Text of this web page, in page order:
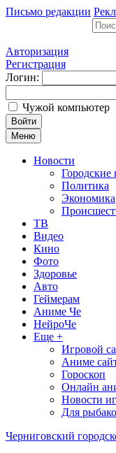
Письмо редакции
Авторизация
Регистрация
Логин:
Чужой компьютер
Войти
Меню
Новости
Городские
Политика
Экономика
ТВ
Видео
Кино
Фото
Здоровье
Авто
Геймерам
Аниме Че
НейроЧе
Еще +
Игровой
Аниме
Гороскоп
Онлайн
Новости
Для
Черниговский